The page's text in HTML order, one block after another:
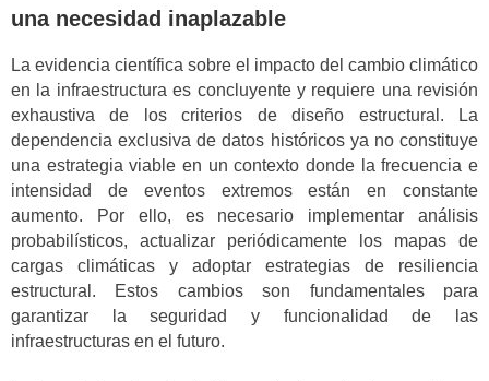
una necesidad inaplazable
La evidencia científica sobre el impacto del cambio climático
en la infraestructura es concluyente y requiere una revisión
exhaustiva de los criterios de diseño estructural. La
dependencia exclusiva de datos históricos ya no constituye
una estrategia viable en un contexto donde la frecuencia e
intensidad de eventos extremos están en constante
aumento. Por ello, es necesario implementar análisis
probabilísticos, actualizar periódicamente los mapas de
cargas climáticas y adoptar estrategias de resiliencia
estructural. Estos cambios son fundamentales para
garantizar la seguridad y funcionalidad de las
infraestructuras en el futuro.